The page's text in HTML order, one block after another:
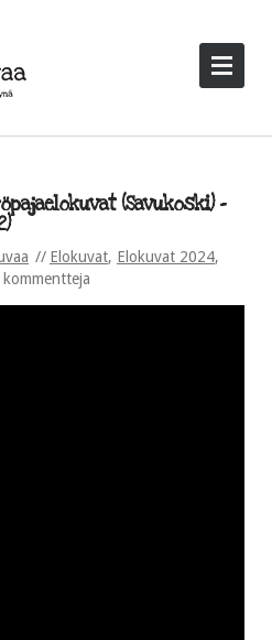
(Savukoski) –
Elokuvat, Elokuvat 2024,
kommentteja